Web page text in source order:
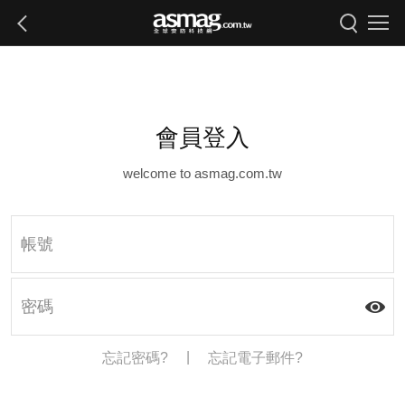
會員登入
welcome to asmag.com.tw
忘記密碼? 忘記電子郵件?